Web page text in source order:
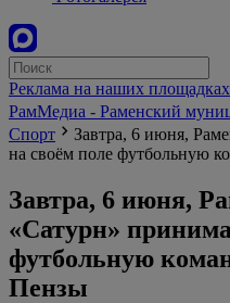
Реклама на наших площадках
РамМедиа - Раменский
Спорт
Завтра, 6 июня,
на своём поле футбольную
Завтра, 6 июня,
«Сатурн»
футбольную
Пензы